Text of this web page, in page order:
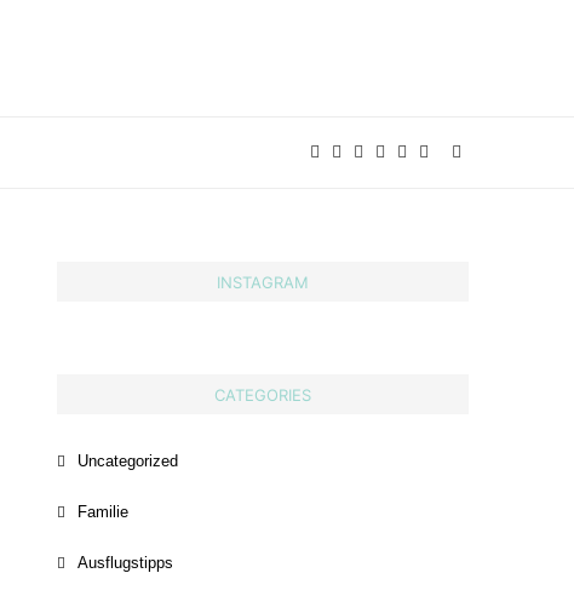
INSTAGRAM
CATEGORIES
Uncategorized
Familie
Ausflugstipps